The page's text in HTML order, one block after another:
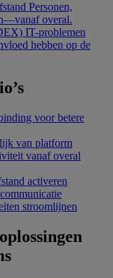
Personen,
overal.
IT-problemen
hebben op de
voor betere
van platform
vanaf overal
activeren
stroomlijnen